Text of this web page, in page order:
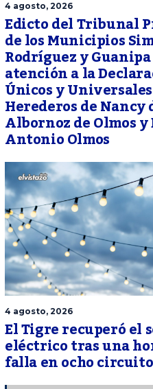
4 agosto, 2026
Edicto del Tribunal
de los Municipios
Rodríguez y
atención a la
Únicos y Universales
Herederos de
Albornoz de Olmos
Antonio Olmos
4 agosto, 2026
El Tigre recuperó el
eléctrico tras una
falla en ocho